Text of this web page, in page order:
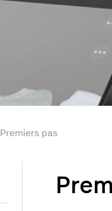
Premiers pas